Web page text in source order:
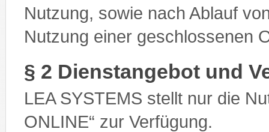
Nutzung, sowie nach Ablauf
Nutzung einer geschlossenen
§ 2 Dienstangebot und
LEA SYSTEMS stellt nur die
ONLINE“ zur Verfügung.